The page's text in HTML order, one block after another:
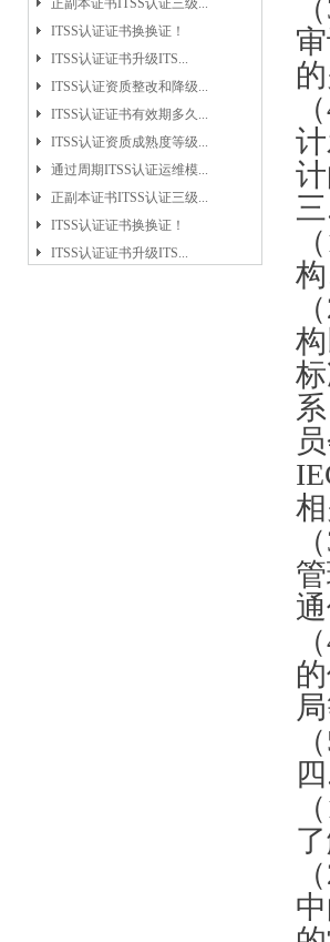
ITSS认证证书有效期多久...
（
（
三
（
（
（
（
（
四
（
（